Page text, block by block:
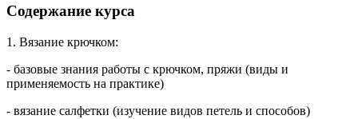
Содержание курса
1. Вязание крючком:
- базовые знания работы с крючком, пряжи (виды и
применяемость на практике)
- вязание салфетки (изучение видов петель и способов)